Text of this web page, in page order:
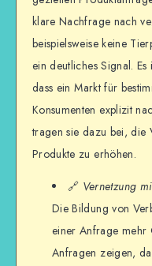
klare Nachfrage nach
beispielsweise keine
ein deutliches Signal.
dass ein Markt für
Konsumenten explizit
tragen sie dazu bei, die
Produkte zu erhöhen.
🔗 Vernetzung
Die Bildung von
einer Anfrage mehr
Anfragen zeigen,